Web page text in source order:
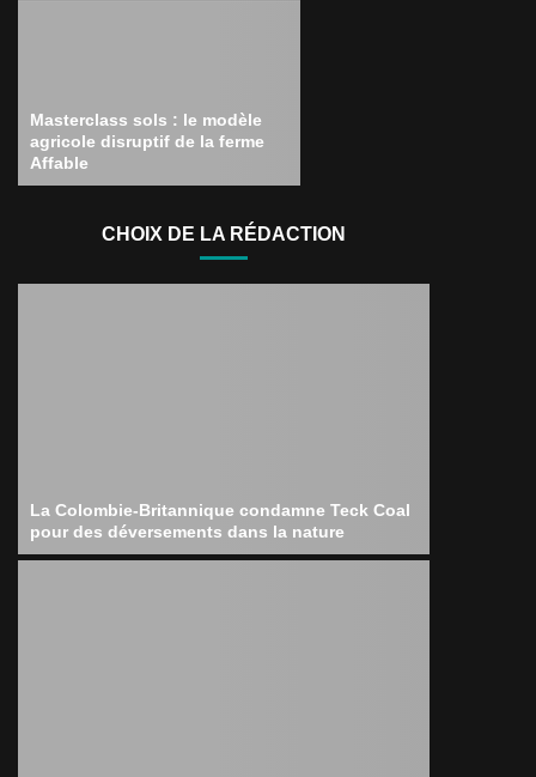
Masterclass sols : le modèle
agricole disruptif de la ferme
Affable
CHOIX DE LA RÉDACTION
La Colombie-Britannique condamne Teck Coal
pour des déversements dans la nature